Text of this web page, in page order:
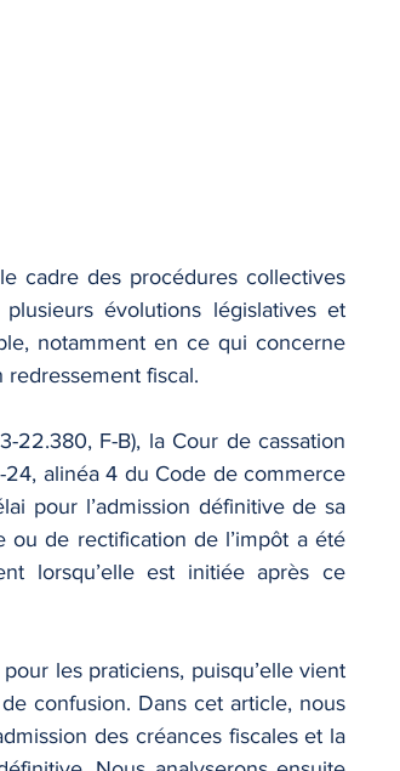
cadre des procédures collectives
évolutions législatives et
notamment en ce qui concerne
redressement fiscal.
22.380, F-B), la Cour de cassation
alinéa 4 du Code de commerce
pour l’admission définitive de sa
de rectification de l’impôt a été
lorsqu’elle est initiée après ce
les praticiens, puisqu’elle vient
confusion. Dans cet article, nous
des créances fiscales et la